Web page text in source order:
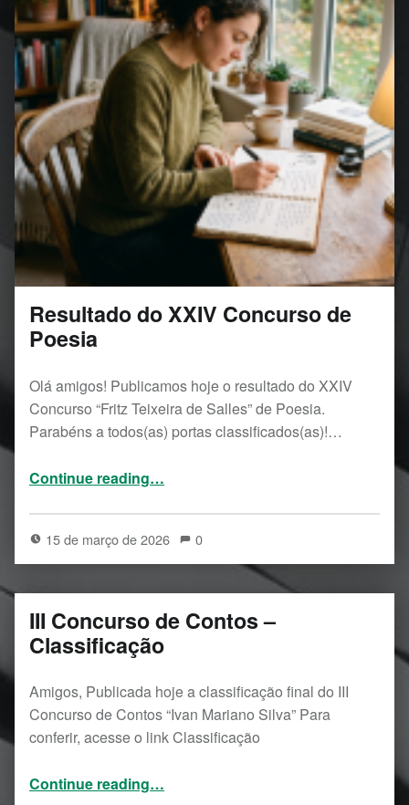
Resultado do XXIV Concurso de
Poesia
Olá amigos! Publicamos hoje o resultado do XXIV
Concurso “Fritz Teixeira de Salles” de Poesia.
Parabéns a todos(as) portas classificados(as)!…
Continue reading…
15 de março de 2026 0
III Concurso de Contos –
Classificação
Amigos, Publicada hoje a classificação final do III
Concurso de Contos “Ivan Mariano Silva” Para
conferir, acesse o link Classificação
Continue reading…